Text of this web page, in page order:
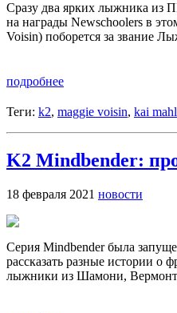
Сразу два ярких лыжника из
на награды Newschoolers в
Voisin) поборется за звание
подробнее
Теги: k2, maggie voisin, kai
K2 Mindbender:
18 февраля 2021 новости
Серия Mindbender была
рассказать разные истории о
лыжники из Шамони,